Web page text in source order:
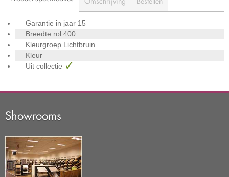
Garantie in jaar 15
Breedte rol 400
Kleurgroep Lichtbruin
Kleur
Uit collectie
Showrooms